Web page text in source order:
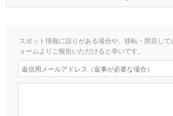
スポット情報に誤りがある場合や、移転・閉店し
ォームよりご報告いただけると幸いです。